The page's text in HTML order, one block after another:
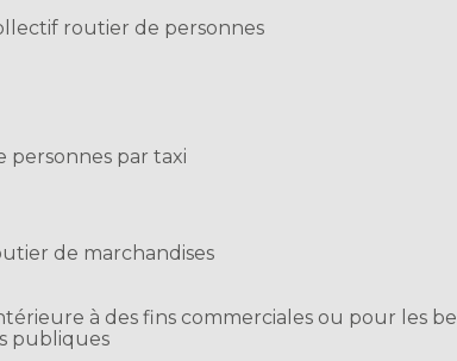
routier de personnes
personnes par taxi
de marchandises
à des fins commerciales ou pour les
publiques